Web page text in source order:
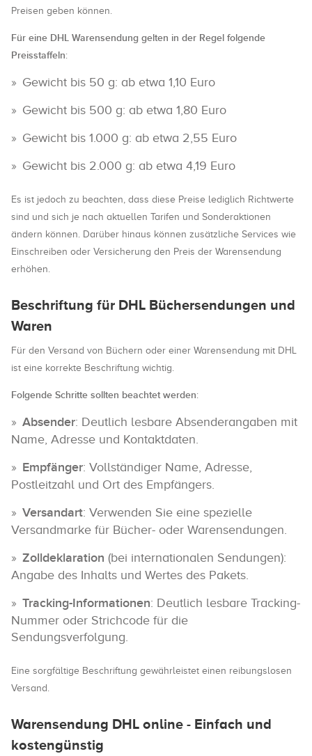
Preisen geben können.
Für eine DHL Warensendung gelten in der Regel folgende
Preisstaffeln:
Gewicht bis 50 g: ab etwa 1,10 Euro
Gewicht bis 500 g: ab etwa 1,80 Euro
Gewicht bis 1.000 g: ab etwa 2,55 Euro
Gewicht bis 2.000 g: ab etwa 4,19 Euro
Es ist jedoch zu beachten, dass diese Preise lediglich Richtwerte
sind und sich je nach aktuellen Tarifen und Sonderaktionen
ändern können. Darüber hinaus können zusätzliche Services wie
Einschreiben oder Versicherung den Preis der Warensendung
erhöhen.
Beschriftung für DHL Büchersendungen und
Waren
Für den Versand von Büchern oder einer Warensendung mit DHL
ist eine korrekte Beschriftung wichtig.
Folgende Schritte sollten beachtet werden:
Absender: Deutlich lesbare Absenderangaben mit
Name, Adresse und Kontaktdaten.
Empfänger: Vollständiger Name, Adresse,
Postleitzahl und Ort des Empfängers.
Versandart: Verwenden Sie eine spezielle
Versandmarke für Bücher- oder Warensendungen.
Zolldeklaration (bei internationalen Sendungen):
Angabe des Inhalts und Wertes des Pakets.
Tracking-Informationen: Deutlich lesbare Tracking-
Nummer oder Strichcode für die
Sendungsverfolgung.
Eine sorgfältige Beschriftung gewährleistet einen reibungslosen
Versand.
Warensendung DHL online - Einfach und
kostengünstig